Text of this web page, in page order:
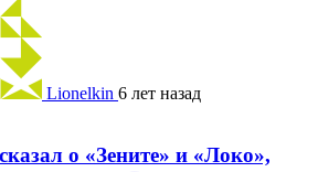
Lionelkin 6 лет назад
о «Зените» и «Локо»,